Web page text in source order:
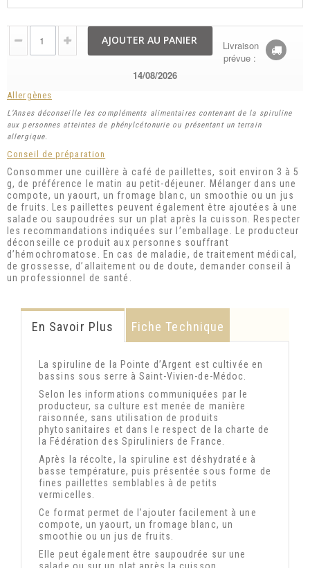
AJOUTER AU PANIER
Livraison
prévue :
14/08/2026
Allergènes
L’Anses déconseille les compléments alimentaires contenant de la spiruline
aux personnes atteintes de phénylcétonurie ou présentant un terrain
allergique.
Conseil de préparation
Consommer une cuillère à café de paillettes, soit environ 3 à 5
g, de préférence le matin au petit-déjeuner. Mélanger dans une
compote, un yaourt, un fromage blanc, un smoothie ou un jus
de fruits. Les paillettes peuvent également être ajoutées à une
salade ou saupoudrées sur un plat après la cuisson. Respecter
les recommandations indiquées sur l’emballage. Le producteur
déconseille ce produit aux personnes souffrant
d’hémochromatose. En cas de maladie, de traitement médical,
de grossesse, d’allaitement ou de doute, demander conseil à
un professionnel de santé.
En Savoir Plus Fiche Technique
La spiruline de la Pointe d’Argent est cultivée en
bassins sous serre à Saint-Vivien-de-Médoc.
Selon les informations communiquées par le
producteur, sa culture est menée de manière
raisonnée, sans utilisation de produits
phytosanitaires et dans le respect de la charte de
la Fédération des Spiruliniers de France.
Après la récolte, la spiruline est déshydratée à
basse température, puis présentée sous forme de
fines paillettes semblables à de petits
vermicelles.
Ce format permet de l’ajouter facilement à une
compote, un yaourt, un fromage blanc, un
smoothie ou un jus de fruits.
Elle peut également être saupoudrée sur une